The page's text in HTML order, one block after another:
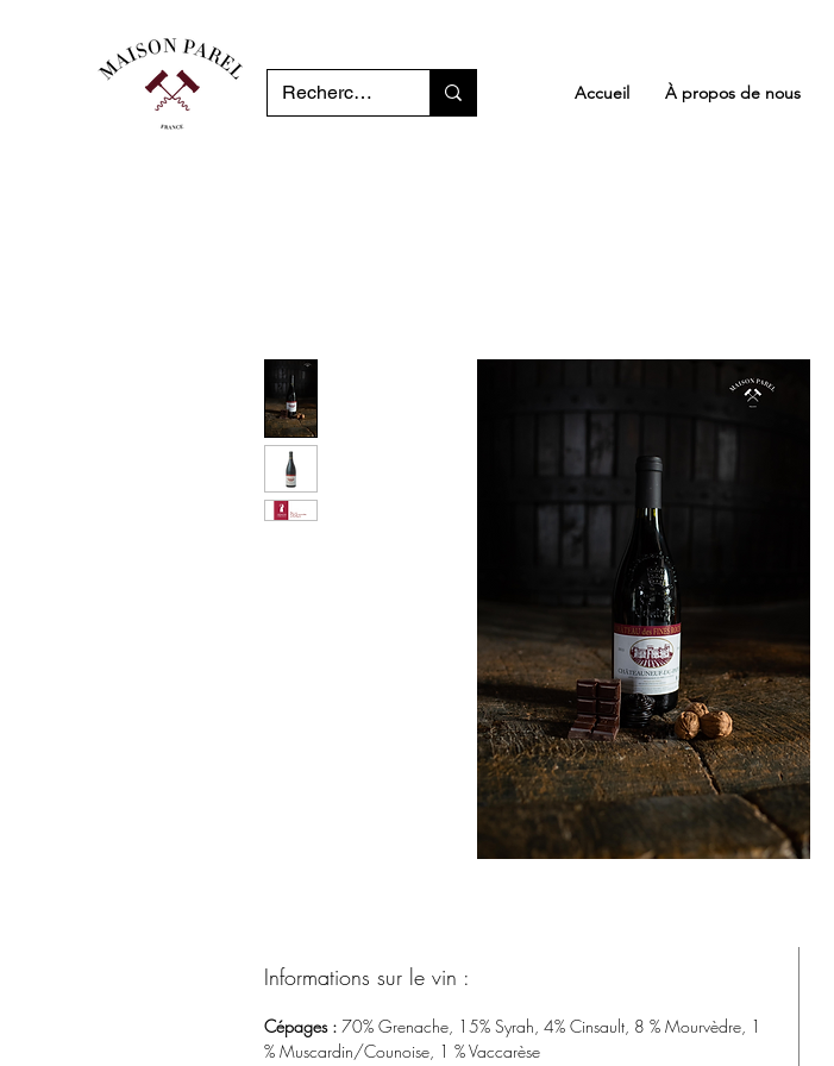
Accueil À propos de nous
Informations sur le vin :
Cépages : 70% Grenache, 15% Syrah, 4% Cinsault, 8 % Mourvèdre, 1
% Muscardin/Counoise, 1 % Vaccarèse